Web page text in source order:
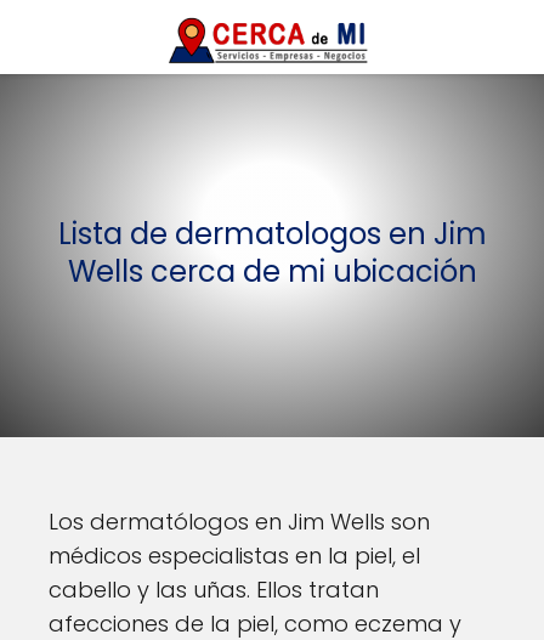
Lista de dermatologos en Jim
Wells cerca de mi ubicación
Los dermatólogos en Jim Wells son
médicos especialistas en la piel, el
cabello y las uñas. Ellos tratan
afecciones de la piel, como eczema y